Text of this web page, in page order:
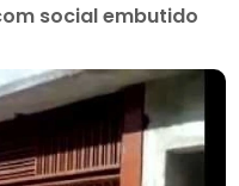
social embutido